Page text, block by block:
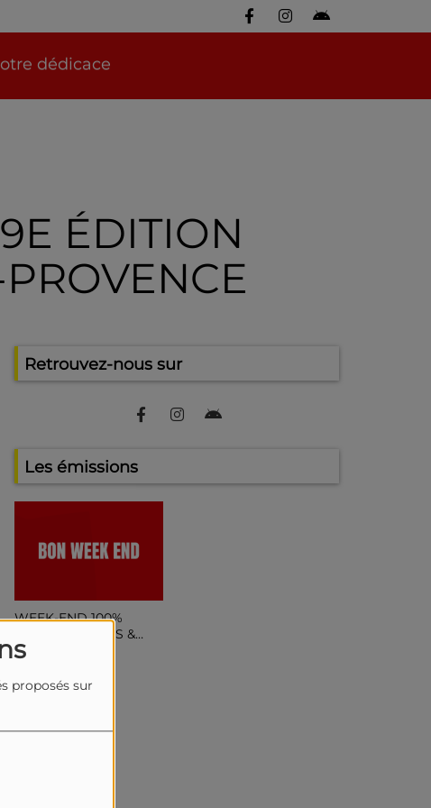
proposés sur
dédicace
ÉDITION
Retrouvez-nous sur
Les émissions
WEEK-END 100%
MUSIQUE, INFOS &
CHRONIQUE !